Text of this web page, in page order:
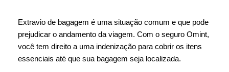
Extravio de bagagem é uma situação comum e que pode
prejudicar o andamento da viagem. Com o seguro Omint,
você tem direito a uma indenização para cobrir os itens
essenciais até que sua bagagem seja localizada.